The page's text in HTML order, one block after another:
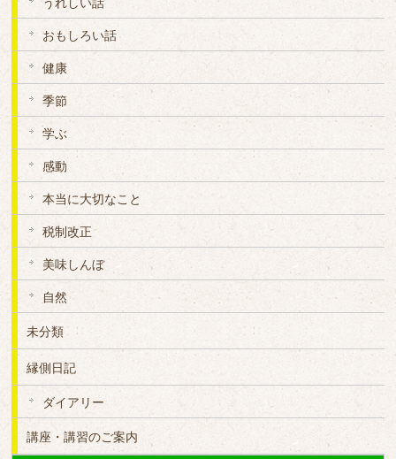
おもしろい話
健康
季節
学ぶ
感動
本当に大切なこと
税制改正
美味しんぼ
自然
未分類
縁側日記
ダイアリー
講座・講習のご案内